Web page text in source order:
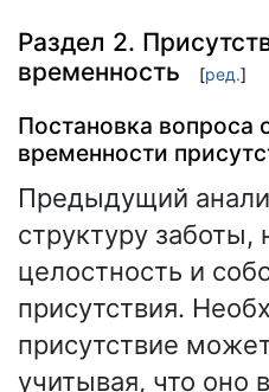
Раздел 2.
временность
[ред.]
Постановка вопроса
временности
Предыдущий
структуру заботы,
целостность и
присутствия.
присутствие
учитывая, что оно